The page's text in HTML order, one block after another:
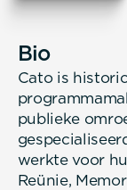
Bio
Cato is
publieke
werkte voor
Reünie,